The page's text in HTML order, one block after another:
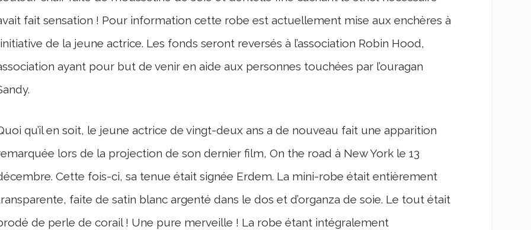
fait sensation ! Pour information cette robe est actuellement mise aux enchères à
de la jeune actrice. Les fonds seront reversés à l’association Robin Hood,
ayant pour but de venir en aide aux personnes touchées par l’ouragan
qu’il en soit, le jeune actrice de vingt-deux ans a de nouveau fait une apparition
lors de la projection de son dernier film, On the road à New York le 13
Cette fois-ci, sa tenue était signée Erdem. La mini-robe était entièrement
faite de satin blanc argenté dans le dos et d’organza de soie. Le tout était
de perle de corail ! Une pure merveille ! La robe étant intégralement